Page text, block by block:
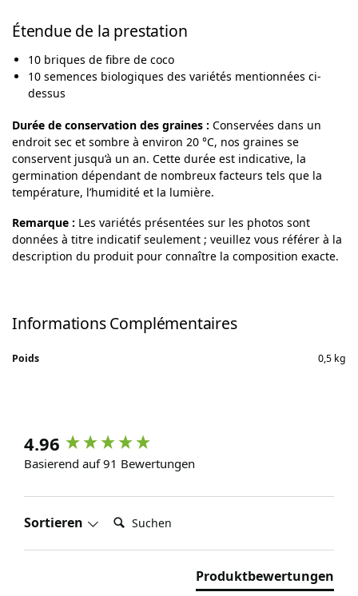
Étendue de la prestation
10 briques de fibre de coco
10 semences biologiques des variétés mentionnées ci-
dessus
Durée de conservation des graines : Conservées dans un
endroit sec et sombre à environ 20 °C, nos graines se
conservent jusqu’à un an. Cette durée est indicative, la
germination dépendant de nombreux facteurs tels que la
température, l’humidité et la lumière.
Remarque : Les variétés présentées sur les photos sont
données à titre indicatif seulement ; veuillez vous référer à la
description du produit pour connaître la composition exacte.
Informations Complémentaires
Poids 0,5 kg
4.96
Basierend auf 91 Bewertungen
Sortieren Suchen:
Produktbewertungen